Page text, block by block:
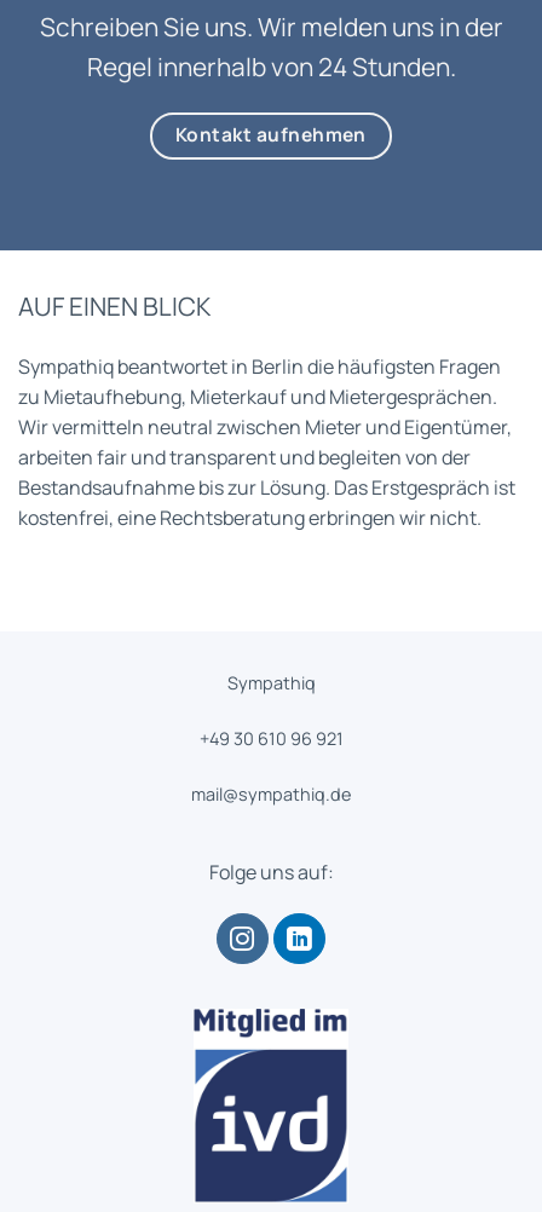
Schreiben Sie uns. Wir melden uns in der
Regel innerhalb von 24 Stunden.
Kontakt aufnehmen
AUF EINEN BLICK
Sympathiq beantwortet in Berlin die häufigsten Fragen
zu Mietaufhebung, Mieterkauf und Mietergesprächen.
Wir vermitteln neutral zwischen Mieter und Eigentümer,
arbeiten fair und transparent und begleiten von der
Bestandsaufnahme bis zur Lösung. Das Erstgespräch ist
kostenfrei, eine Rechtsberatung erbringen wir nicht.
Sympathiq
+49 30 610 96 921
mail@sympathiq.de
Folge uns auf: